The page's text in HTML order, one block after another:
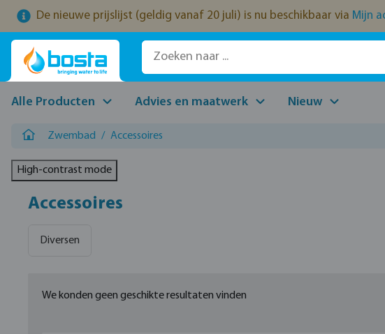
de hoofdinhoud
Ga naar de zoekopdracht
Ga naar de hoofdnavigatie
De nieuwe prijslijst (geldig vanaf 20 juli) is nu beschikbaar via Mijn
Alle Producten Advies en maatwerk Nieuw
Zwembad / Accessoires
High-contrast mode
Accessoires
Diversen
We konden geen geschikte resultaten vinden